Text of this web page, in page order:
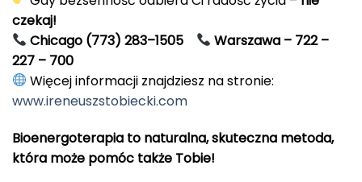
czekaj!
Chicago (773) 283–1505
Warszawa – 722 –
227 – 700
Więcej informacji znajdziesz na stronie:
www.ireneuszstobiecki.com
Bioenergoterapia to naturalna, skuteczna metoda,
która może pomóc także Tobie!